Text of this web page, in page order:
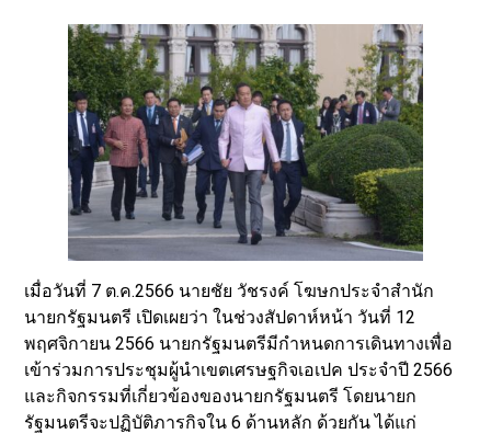
เมื่อวันที่ 7 ต.ค.2566 นายชัย วัชรงค์ โฆษกประจำสำนัก
นายกรัฐมนตรี เปิดเผยว่า ในช่วงสัปดาห์หน้า วันที่ 12
พฤศจิกายน 2566 นายกรัฐมนตรีมีกำหนดการเดินทางเพื่อ
เข้าร่วมการประชุมผู้นำเขตเศรษฐกิจเอเปค ประจำปี 2566
และกิจกรรมที่เกี่ยวข้องของนายกรัฐมนตรี โดยนายก
รัฐมนตรีจะปฏิบัติภารกิจใน 6 ด้านหลัก ด้วยกัน ได้แก่